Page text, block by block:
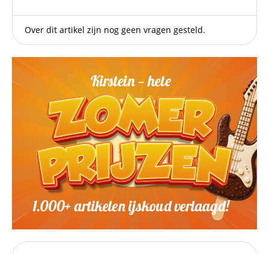
Over dit artikel zijn nog geen vragen gesteld.